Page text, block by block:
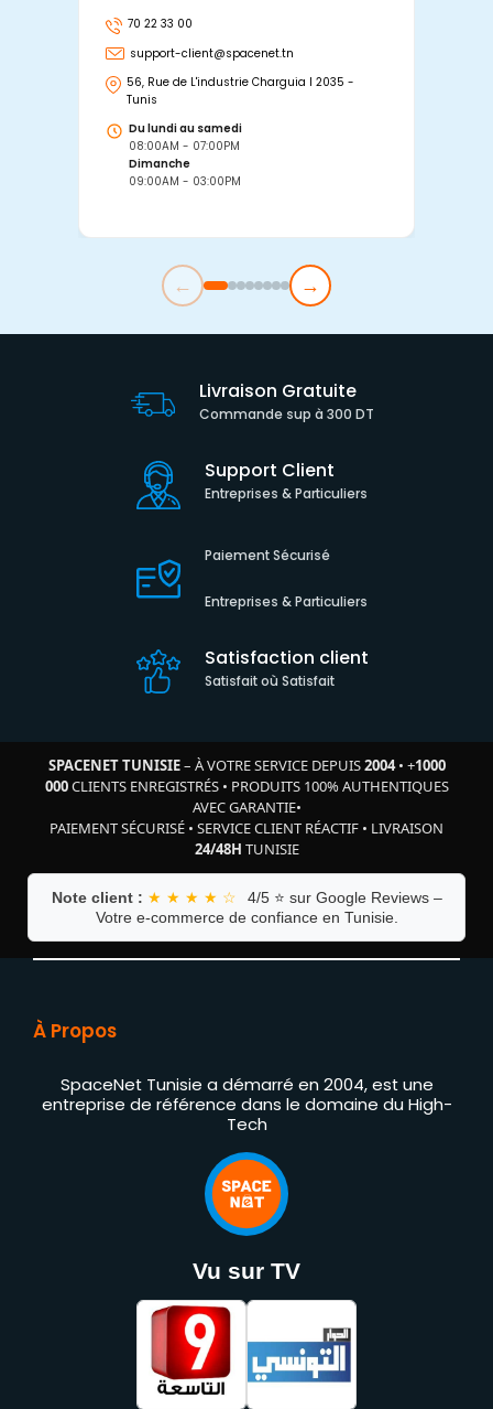
70 22 33 00
support-client@spacenet.tn
56, Rue de L'industrie Charguia I 2035 -
Tunis
Du lundi au samedi
08:00AM - 07:00PM
Dimanche
09:00AM - 03:00PM
← →
Livraison Gratuite
Commande sup à 300 DT
Support Client
Entreprises & Particuliers
Paiement Sécurisé
Entreprises & Particuliers
Satisfaction client
Satisfait où Satisfait
SPACENET TUNISIE– À VOTRE SERVICE DEPUIS2004• +1000
000CLIENTS ENREGISTRÉS• PRODUITS 100% AUTHENTIQUES
AVEC GARANTIE•
PAIEMENT SÉCURISÉ • SERVICE CLIENT RÉACTIF • LIVRAISON
24/48H TUNISIE
Note client : ★ ★ ★ ★ ☆
4/5 ⭐ sur Google Reviews –
Votre e-commerce de confiance en Tunisie.
À Propos
SpaceNet Tunisie a démarré en 2004, est une
entreprise de référence dans le domaine du High-
Tech
Vu sur TV